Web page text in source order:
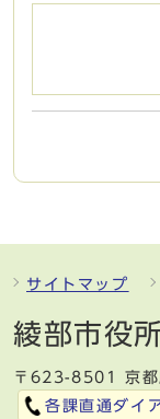
サイトマップ
綾部市役所
〒623-8501 京都
各課直通ダイ